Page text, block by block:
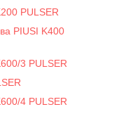
PULSER
PIUSI K400
3 PULSER
4 PULSER